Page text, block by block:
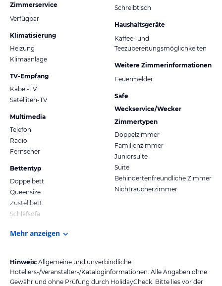
Zimmerservice
Verfügbar
Klimatisierung
Heizung
Klimaanlage
TV-Empfang
Kabel-TV
Satelliten-TV
Multimedia
Telefon
Radio
Fernseher
Bettentyp
Doppelbett
Queensize
Zustellbett
Schlafsofa
Schreibtisch
Haushaltsgeräte
Kaffee- und
Teezubereitungsmöglichkeiten
Weitere Zimmerinformationen
Feuermelder
Safe
Weckservice/Wecker
Zimmertypen
Doppelzimmer
Familienzimmer
Juniorsuite
Suite
Behindertenfreundliche Zimmer
Nichtraucherzimmer
Mehr anzeigen
Hinweis: Allgemeine und unverbindliche
Hoteliers-/Veranstalter-/Kataloginformationen. Alle Angaben ohne
Gewähr und ohne Prüfung durch HolidayCheck. Bitte lies vor der